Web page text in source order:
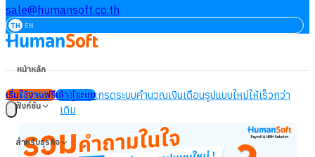
sale@humansoft.co.th
TH EN
หน้าหลัก
ฟังก์ชัน
สำหรับธุรกิจ
เริ่มใช้งานฟรีเข้าสู่ระบบ
NEWS
ด่วน! อัปเกรดระบบคำนวณเงินเดือนรูปแบบใหม่ให้เร็วกว่า
เดิม